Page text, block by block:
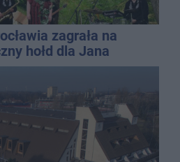
zagrała na
hołd dla Jana